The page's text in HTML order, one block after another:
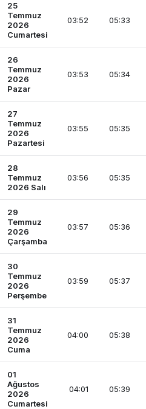
25
Temmuz
2026
Cumartesi
03:52 05:33
26
Temmuz
2026
Pazar
03:53 05:34
27
Temmuz
2026
Pazartesi
03:55 05:35
28
Temmuz
2026 Salı
03:56 05:35
29
Temmuz
2026
Çarşamba
03:57 05:36
30
Temmuz
2026
Perşembe
03:59 05:37
31
Temmuz
2026
Cuma
04:00 05:38
01
Ağustos
2026
Cumartesi
04:01 05:39